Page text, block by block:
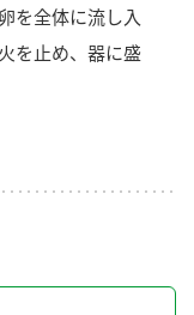
を全体に流し入
を止め、器に盛